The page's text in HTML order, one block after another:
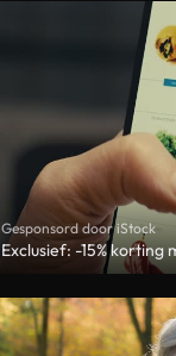
Gesponsord door iStock
Exclusief: -15% korting